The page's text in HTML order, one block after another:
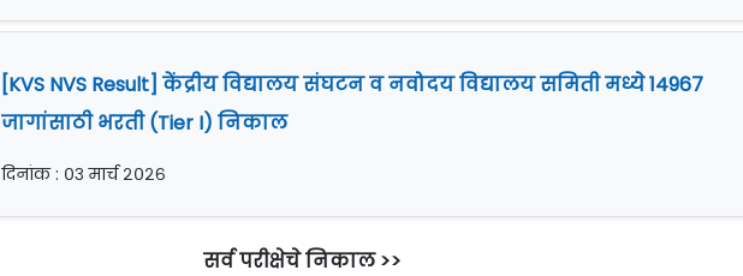
[KVS NVS Result] केंद्रीय विद्यालय संघटन व नवोदय विद्यालय समिती मध्ये 14967
जागांसाठी भरती (Tier I) निकाल
दिनांक : ०३ मार्च २०२६
सर्व परीक्षेचे निकाल >>